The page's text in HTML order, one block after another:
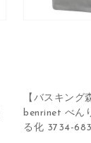
【バスキン
benrinet べん
る化 3734-